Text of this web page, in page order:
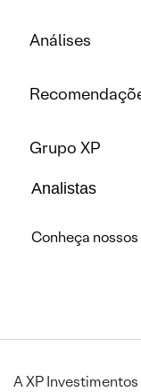
Análises
Grupo XP
Analistas
Conheça
A XP